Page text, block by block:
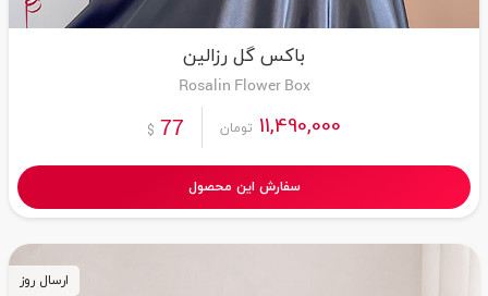
باکس گل رزالین
Rosalin Flower Box
11,490,000 تومان 77
$
سفارش این محصول
ارسال روز